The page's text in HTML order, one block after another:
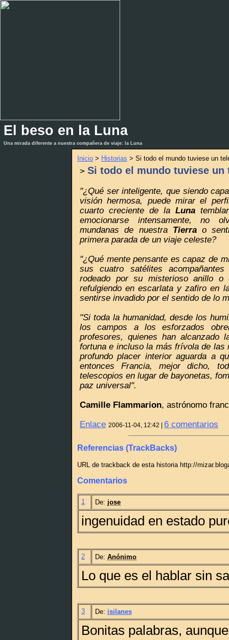
El beso en la Luna
Una mirada diferente a nuestra compañera de viaje: la Luna
Inicio > Historias > Si todo el mundo tuviese un
> Si todo el mundo tuviese un
"¿Qué ser inteligente, que siendo
visión hermosa, puede mirar el
cuarto creciente de la Luna
emocionarse intensamente, no
mundanas de nuestra Tierrao
primera parada de un viaje celeste?
"¿Qué mente pensante es capaz de
sus cuatro satélites
rodeado por su misterioso anillo
refulgiendo en escarlata y zafiro en
sentirse invadido por el sentido de lo
"Si toda la humanidad, desde los
los campos a los esforzados
profesores, quienes han
fortuna e incluso la más frívola de las
profundo placer interior aguarda a
entonces Francia, mejor dicho,
telescopios en lugar de bayonetas,
paz universal".
Camille Flammarion, astrónomo
Enlace 2006-11-04, 12:42 | 6 comentarios
Referencias (TrackBacks)
URL de trackback de esta historia http://
Comentarios
1 De: jose
ingenuidad en estado
2 De: Anónimo
Lo que es el hablar sin
3 De: isilanes
Bonitas palabras,